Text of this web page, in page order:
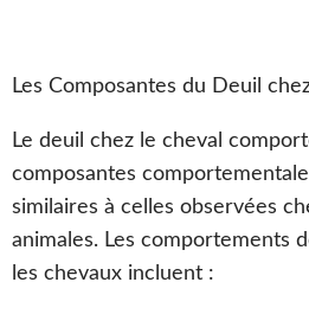
Les Composantes du Deuil
Le deuil chez le cheval
composantes
similaires à celles observées
animales. Les comportements
les chevaux incluent :